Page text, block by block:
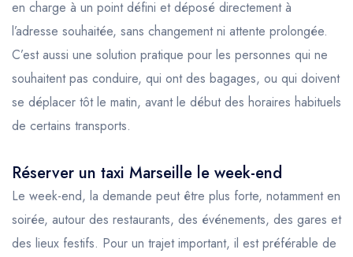
en charge à un point défini et déposé directement à
l’adresse souhaitée, sans changement ni attente prolongée.
C’est aussi une solution pratique pour les personnes qui ne
souhaitent pas conduire, qui ont des bagages, ou qui doivent
se déplacer tôt le matin, avant le début des horaires habituels
de certains transports.
Réserver un taxi Marseille le week-end
Le week-end, la demande peut être plus forte, notamment en
soirée, autour des restaurants, des événements, des gares et
des lieux festifs. Pour un trajet important, il est préférable de